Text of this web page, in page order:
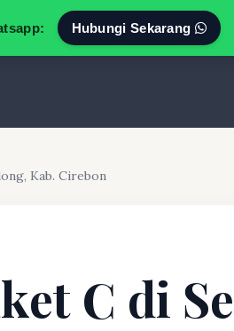
Hubungi Sekarang
Kab. Cirebon
C di